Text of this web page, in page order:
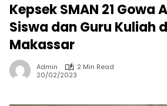
Kepsek SMAN 21 Gowa
Siswa dan Guru Kuliah
Makassar
Admin
2 Min Read
20/02/2023